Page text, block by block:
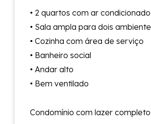
• 2 quartos com ar condicionado
• Sala ampla para dois
• Cozinha com área de serviço
• Banheiro social
• Andar alto
• Bem ventilado
Condomínio com lazer completo: